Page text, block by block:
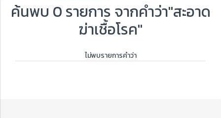
ค้นพบ 0 รายการ จากคำว่า"สะอาด
ฆ่าเชื้อโรค"
ไม่พบรายการคำว่า